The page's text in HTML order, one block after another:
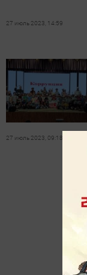
27 июль 2023, 14:59
27 июль 2023, 09:18